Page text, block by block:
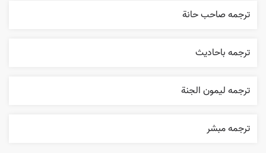
ترجمه صاحب حانة
ترجمه باحاديث
ترجمه ليمون الجنة
ترجمه مبشر